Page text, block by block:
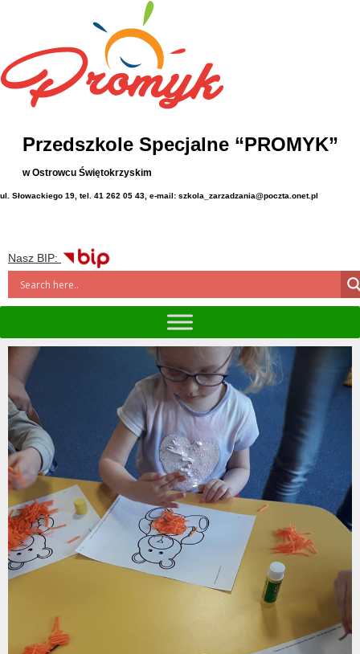
Przedszkole Specjalne “PROMYK”
w Ostrowcu Świętokrzyskim
ul. Słowackiego 19, tel. 41 262 05 43, e-mail: szkola_zarzadzania@poczta.onet.pl
Nasz BIP: